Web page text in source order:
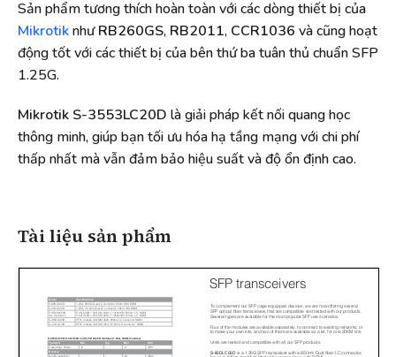
Sản phẩm tương thích hoàn toàn với các dòng thiết bị của
MikrotiknhưRB260GS, RB2011, CCR1036 và cũng hoạt
động tốt với các thiết bị của bên thứ ba tuân thủ chuẩn SFP
1.25G.
Mikrotik S-3553LC20D là giải pháp kết nối quang học
thông minh, giúp bạn tối ưu hóa hạ tầng mạng với chi phí
thấp nhất mà vẫn đảm bảo hiệu suất và độ ổn định cao.
Tài liệu sản phẩm